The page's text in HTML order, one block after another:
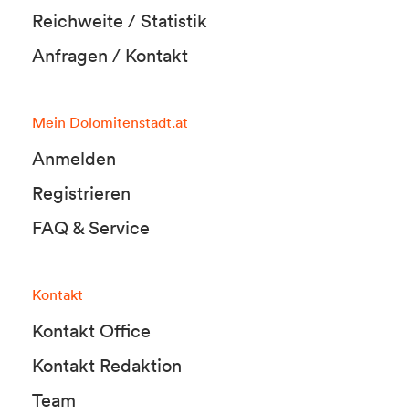
Reichweite / Statistik
Anfragen / Kontakt
Mein Dolomitenstadt.at
Anmelden
Registrieren
FAQ & Service
Kontakt
Kontakt Office
Kontakt Redaktion
Team